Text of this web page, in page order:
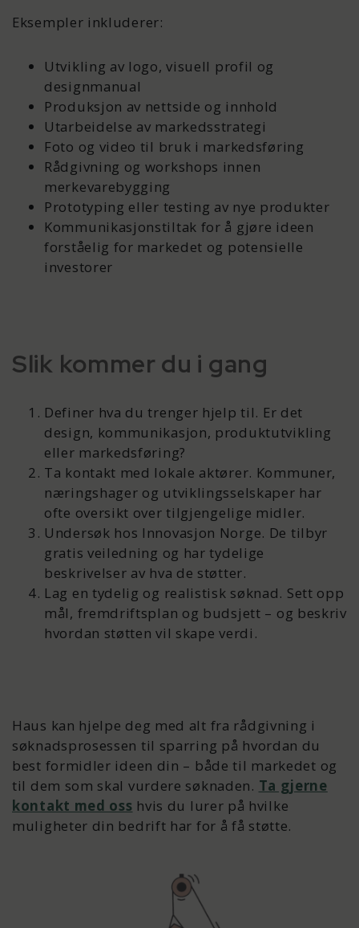
Eksempler inkluderer:
Utvikling av logo, visuell profil og
designmanual
Produksjon av nettside og innhold
Utarbeidelse av markedsstrategi
Foto og video til bruk i markedsføring
Rådgivning og workshops innen
merkevarebygging
Prototyping eller testing av nye produkter
Kommunikasjonstiltak for å gjøre ideen
forståelig for markedet og potensielle
investorer
Slik kommer du i gang
Definer hva du trenger hjelp til. Er det
design, kommunikasjon, produktutvikling
eller markedsføring?
Ta kontakt med lokale aktører. Kommuner,
næringshager og utviklingsselskaper har
ofte oversikt over tilgjengelige midler.
Undersøk hos Innovasjon Norge. De tilbyr
gratis veiledning og har tydelige
beskrivelser av hva de støtter.
Lag en tydelig og realistisk søknad. Sett opp
mål, fremdriftsplan og budsjett – og beskriv
hvordan støtten vil skape verdi.
Haus kan hjelpe deg med alt fra rådgivning i
søknadsprosessen til sparring på hvordan du
best formidler ideen din – både til markedet og
til dem som skal vurdere søknaden. Ta gjerne
kontakt med oss hvis du lurer på hvilke
muligheter din bedrift har for å få støtte.